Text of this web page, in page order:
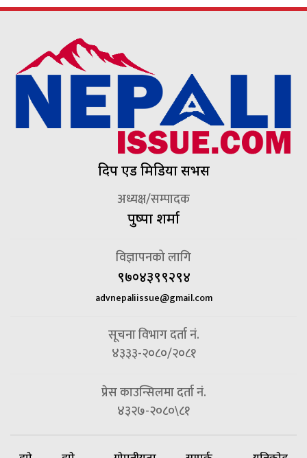
दिप एड मिडिया सर्भिस
अध्यक्ष/सम्पादक
पुष्पा शर्मा
विज्ञापनको लागि
९७०४३९९२९४
advnepaliissue@gmail.com
सूचना विभाग दर्ता नं.
४३३३-२०८०/२०८१
प्रेस काउन्सिलमा दर्ता नं.
४३२७-२०८०\८१